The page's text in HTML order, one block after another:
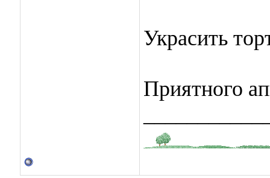
Украсить
Приятного